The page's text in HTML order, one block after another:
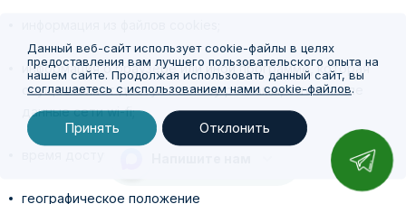
информация о браузере или иной программе, которая
осуществляет доступ к показу рекламы, в том числе
данные сети wi-fi;
географическое положение
Данный веб-сайт использует cookie-файлы в целях
предоставления вам лучшего пользовательского опыта на
нашем сайте. Продолжая использовать данный сайт, вы
соглашаетесь с использованием нами cookie-файлов.
Принять Отклонить